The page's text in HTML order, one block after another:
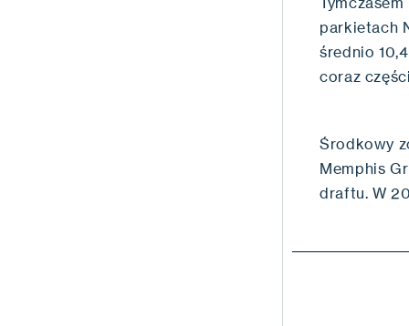
parkietach
średnio
coraz
Środkowy
Memphis
draftu. W